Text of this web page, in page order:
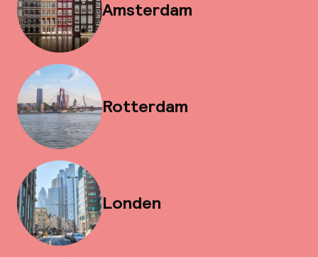
Amsterdam
Rotterdam
Londen